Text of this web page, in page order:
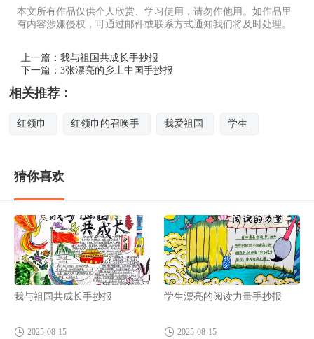
本文所有作品仅供个人欣赏、学习使用，请勿作他用。如作品里
有内容涉嫌侵权，可通过邮件或联系方式通知我们将及时处理。
上一篇：我与祖国共成长手抄报
下一篇：3张漂亮的乡土中国手抄报
相关推荐：
红领巾 红领巾的召唤手 我爱祖国 学生
猜你喜欢
我与祖国共成长手抄报
2025-08-15
学生漂亮的阅读力量手抄报
2025-08-15